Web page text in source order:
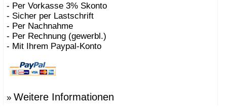
- Per Vorkasse 3% Skonto
- Sicher per Lastschrift
- Per Nachnahme
- Per Rechnung (gewerbl.)
- Mit Ihrem Paypal-Konto
» Weitere Informationen